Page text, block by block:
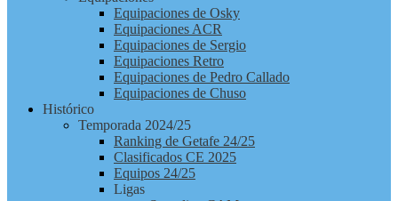
Equipaciones de Osky
Equipaciones ACR
Equipaciones de Sergio
Equipaciones Retro
Equipaciones de Pedro Callado
Equipaciones de Chuso
Histórico
Temporada 2024/25
Ranking de Getafe 24/25
Clasificados CE 2025
Equipos 24/25
Ligas